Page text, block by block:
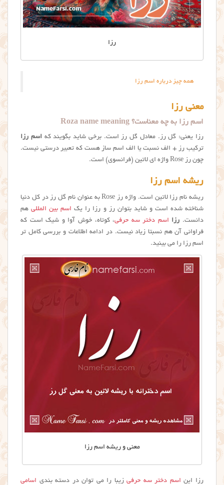
رزا
همه چیز درباره اسم رزا
معنی رزا
اسم رزا به چه معناست؟ Roza name meaning
رزا یعنی: گل رز. معادل گل رز است. برخی شاید بگویند که اسم رزا
ترکیب رز + الف نسبت یا الف اسم ساز هست که تعبیر درستی نیست.
چون رز Rose واژه ای لاتین (فرانسوی) است.
ریشه اسم رزا
ریشه نام رزا لاتین است. واژه رز Rose به عنوان نام گل رز در کل دنیا
شناخته شده است و شاید بتوان رز و رزا را یک اسم بین المللیهم
دانست. رزا اسم دختر سه حرفی، کوتاه، خوش آوا و شیک است که
فراوانی آن هم نسبتا زیاد نیست. در ادامه اطلاعات و بررسی کامل تر
اسم رزا را می بینید.
معنی و ریشه اسم رزا
رزا این اسم دختر سه حرفیزیبا را می توان در دسته بندی اسامی